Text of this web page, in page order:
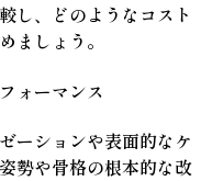
し、どのようなコスト
ましょう。
ォーマンス
ーションや表面的なケ
勢や骨格の根本的な改